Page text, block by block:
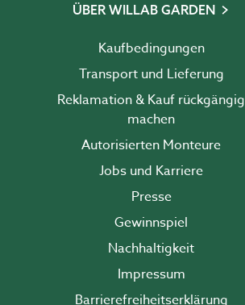
ÜBER WILLAB GARDEN
Kaufbedingungen
Transport und Lieferung
Reklamation & Kauf rückgängig
machen
Autorisierten Monteure
Jobs und Karriere
Presse
Gewinnspiel
Nachhaltigkeit
Impressum
Barrierefreiheits­erklärung